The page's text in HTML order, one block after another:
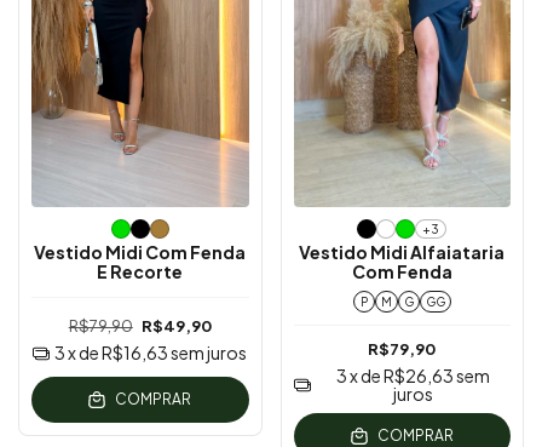
Vestido Midi Com Fenda
E Recorte
R$79,90 R$49,90
3x deR$16,63sem juros
COMPRAR
+3
Vestido Midi Alfaiataria
Com Fenda
P M G GG
R$79,90
3x deR$26,63sem
juros
COMPRAR